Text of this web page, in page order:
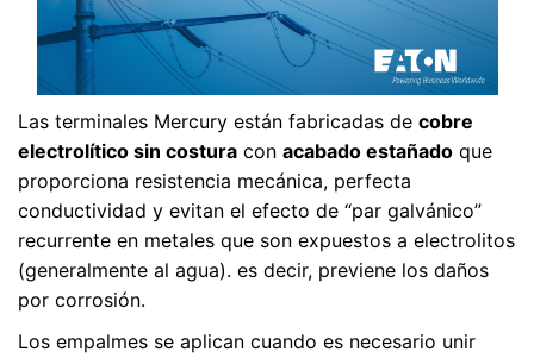
Las terminales Mercury están fabricadas de cobre
electrolítico sin costura con acabado estañado que
proporciona resistencia mecánica, perfecta
conductividad y evitan el efecto de “par galvánico”
recurrente en metales que son expuestos a electrolitos
(generalmente al agua). es decir, previene los daños
por corrosión.
Los empalmes se aplican cuando es necesario unir